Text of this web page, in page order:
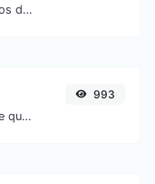
Converta facilmente arquivos de imagem WEBP para BMP.
Remova todos os emojis de qualquer texto com facilidade.
993